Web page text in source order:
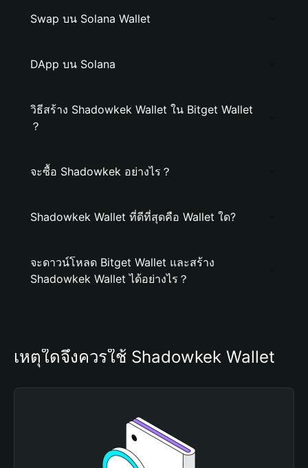
Swap บน Solana Wallet
DApp บน Solana
วิธีสร้าง Shadowkek Wallet ใน Bitget Wallet
？
จะซื้อ Shadowkek อย่างไร？
Shadowkek Wallet ที่ดีที่สุดคือ Wallet ใด?
จะดาวน์โหลด Bitget Wallet และสร้าง
Shadowkek Wallet ได้อย่างไร？
เหตุใดจึงควรใช้ Shadowkek Wallet